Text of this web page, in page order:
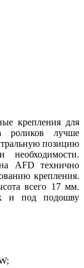
крепления для
роликов лучше
позицию
AFD технично
крепления.
всего 17 мм.
и под подошву